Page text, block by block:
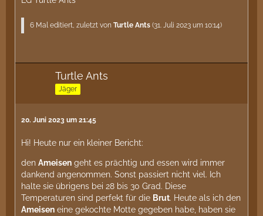
6 Mal editiert, zuletzt von Turtle Ants (31. Juli 2023 um 10:14)
Turtle Ants
Jäger
20. Juni 2023 um 21:45
Hi! Heute nur ein kleiner Bericht:
den Ameisen geht es prächtig und essen wird immer
dankend angenommen. Sonst passiert nicht viel. Ich
halte sie übrigens bei 28 bis 30 Grad. Diese
Temperaturen sind perfekt für die Brut. Heute als ich den
Ameisen eine gekochte Motte gegeben habe, haben sie